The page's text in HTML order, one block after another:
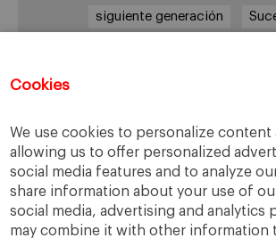
Cookies
We use cookies to personalize content
allowing us to offer personalized
social media features and to analyze
share information about your use of
social media, advertising and analytics
may combine it with other information
siguiente generación
Enlaces
Cátedra de Empresa Familiar
IESE Insight